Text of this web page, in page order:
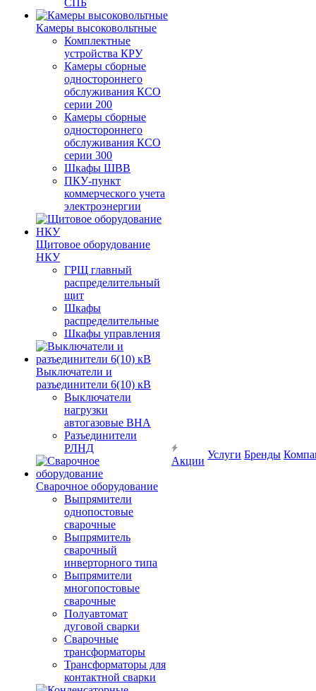
СПБ
Камеры высоковольтные
Комплектные
устройства КРУ
Камеры сборные
одностороннего
обслуживания КСО
серии 200
Камеры сборные
одностороннего
обслуживания КСО
серии 300
Шкафы ШВВ
ПКУ-пункт
коммерческого учета
электроэнергии
Щитовое оборудование
НКУ
ГРЩ главный
распределительный
щит
Шкафы
распределительные
Шкафы управления
Выключатели и
разъединители 6(10) кВ
Выключатели
нагрузки
автогазовые ВНА
Разъединители
РЛНД
Сварочное оборудование
Выпрямители
однопостовые
сварочные
Выпрямитель
сварочный
инверторного типа
Выпрямители
многопостовые
сварочные
Полуавтомат
дуговой сварки
Сварочные
трансформаторы
Трансформаторы для
контактной сварки
Акции
Услуги Бренды